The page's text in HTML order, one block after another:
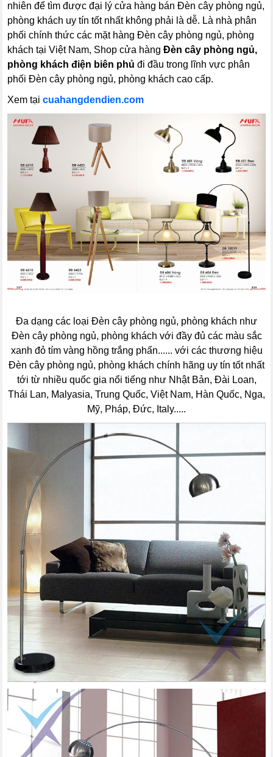
nhiên để tìm được đại lý cửa hàng bán Đèn cây phòng ngủ,
phòng khách uy tín tốt nhất không phải là dễ. Là nhà phân
phối chính thức các mặt hàng Đèn cây phòng ngủ, phòng
khách tại Việt Nam, Shop cửa hàngĐèn cây phòng ngủ,
phòng kháchđiện biên phủ đi đầu trong lĩnh vực phân
phối Đèn cây phòng ngủ, phòng khách cao cấp.
Xem tạicuahangdendien.com
Đa dạng các loại Đèn cây phòng ngủ, phòng khách như
Đèn cây phòng ngủ, phòng khách với đầy đủ các màu sắc
xanh đỏ tím vàng hồng trắng phấn...... với các thương hiệu
Đèn cây phòng ngủ, phòng khách chính hãng uy tín tốt nhất
tới từ nhiều quốc gia nổi tiếng như Nhật Bản, Đài Loan,
Thái Lan, Malyasia, Trung Quốc, Việt Nam, Hàn Quốc, Nga,
Mỹ, Pháp, Đức, Italy.....